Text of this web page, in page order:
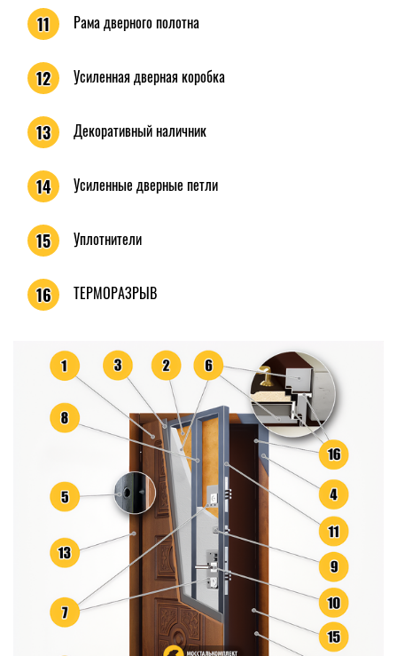
11 Рама дверного полотна
12 Усиленная дверная коробка
13 Декоративный наличник
14 Усиленные дверные петли
15 Уплотнители
16 ТЕРМОРАЗРЫВ